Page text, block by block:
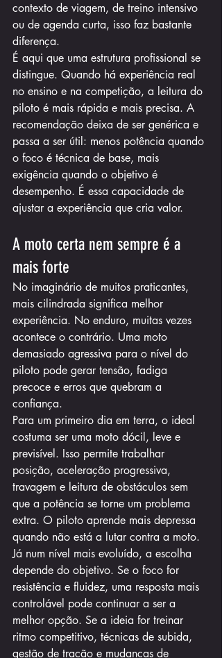
contexto de viagem, de treino intensivo
ou de agenda curta, isso faz bastante
diferença.
É aqui que uma estrutura profissional se
distingue. Quando há experiência real
no ensino e na competição, a leitura do
piloto é mais rápida e mais precisa. A
recomendação deixa de ser genérica e
passa a ser útil: menos potência quando
o foco é técnica de base, mais
exigência quando o objetivo é
desempenho. É essa capacidade de
ajustar a experiência que cria valor.
A moto certa nem sempre é a
mais forte
No imaginário de muitos praticantes,
mais cilindrada significa melhor
experiência. No enduro, muitas vezes
acontece o contrário. Uma moto
demasiado agressiva para o nível do
piloto pode gerar tensão, fadiga
precoce e erros que quebram a
confiança.
Para um primeiro dia em terra, o ideal
costuma ser uma moto dócil, leve e
previsível. Isso permite trabalhar
posição, aceleração progressiva,
travagem e leitura de obstáculos sem
que a potência se torne um problema
extra. O piloto aprende mais depressa
quando não está a lutar contra a moto.
Já num nível mais evoluído, a escolha
depende do objetivo. Se o foco for
resistência e fluidez, uma resposta mais
controlável pode continuar a ser a
melhor opção. Se a ideia for treinar
ritmo competitivo, técnicas de subida,
gestão de tração e mudanças de